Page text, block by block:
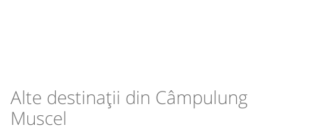
Alte destinații din Câmpulung
Muscel